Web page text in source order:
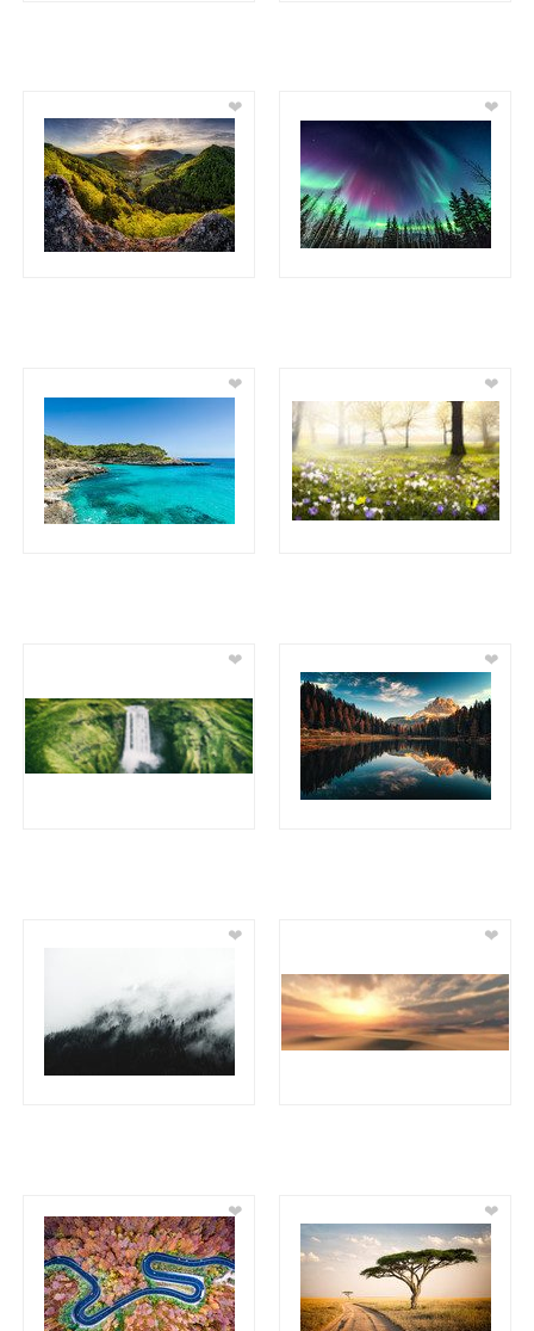
❤ ❤
❤ ❤
❤ ❤
❤ ❤
❤ ❤